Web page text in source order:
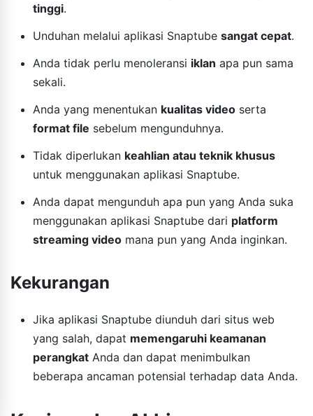
tinggi.
Unduhan melalui aplikasi Snaptube sangat cepat.
Anda tidak perlu menoleransi iklan apa pun sama
sekali.
Anda yang menentukan kualitas video serta
format file sebelum mengunduhnya.
Tidak diperlukan keahlian atau teknik khusus
untuk menggunakan aplikasi Snaptube.
Anda dapat mengunduh apa pun yang Anda suka
menggunakan aplikasi Snaptube dari platform
streaming video mana pun yang Anda inginkan.
Kekurangan
Jika aplikasi Snaptube diunduh dari situs web
yang salah, dapat memengaruhi keamanan
perangkat Anda dan dapat menimbulkan
beberapa ancaman potensial terhadap data Anda.